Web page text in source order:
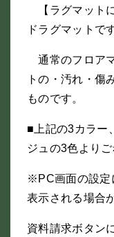
【ラグマット
ドラグマットで
通常のフロア
トの・汚れ・傷
ものです。
■上記の3カラー
ジュの3色より
※PC画面の設定
表示される場合
資料請求ボタン